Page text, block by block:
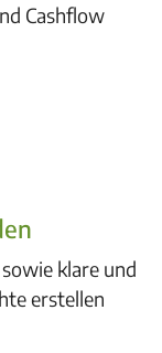
Cashflow
klare und
erstellen